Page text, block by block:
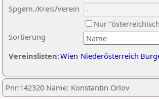
Sortierung
Spgem./Kreis/Verein
Nur
Vereinslisten:Wien Niederösterreich
Pnr:142320 Name: Konstantin Orlov